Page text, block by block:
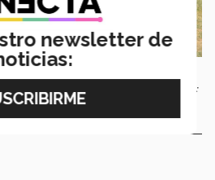
AstroTec de PrepaTec Querétaro. Foto:
newsletter de